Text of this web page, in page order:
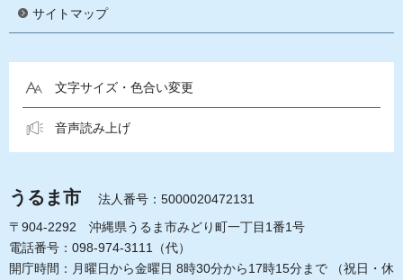
サイトマップ
文字サイズ・色合い変更
音声読み上げ
うるま市
法人番号：5000020472131
〒904-2292 沖縄県うるま市みどり町一丁目1番1号
電話番号：098-974-3111（代）
開庁時間：月曜日から金曜日 8時30分から17時15分まで
（祝日・休